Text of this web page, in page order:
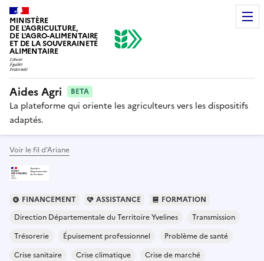
MINISTÈRE
DE L'AGRICULTURE,
DE L'AGRO-ALIMENTAIRE
ET DE LA SOUVERAINETÉ
ALIMENTAIRE
Aides Agri BETA
La plateforme qui oriente les agriculteurs vers les dispositifs
adaptés.
Voir le fil d’Ariane
FINANCEMENT ASSISTANCE
FORMATION
Direction Départementale du Territoire Yvelines
Transmission
Trésorerie
Épuisement professionnel
Problème de santé
Crise sanitaire
Crise climatique Crise de marché